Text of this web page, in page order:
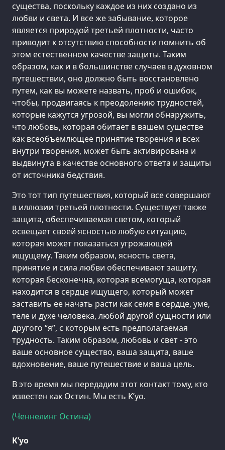
существа, поскольку каждое из них создано из
любви и света. И все же забывание, которое
является природой третьей плотности, часто
приводит к отсутствию способности помнить об
этом естественном качестве защиты. Таким
образом, как и в большинстве случаев в духовном
путешествии, оно должно быть восстановлено
путем, как вы можете назвать, проб и ошибок,
чтобы, продвигаясь к преодолению трудностей,
которые кажутся угрозой, вы могли обнаружить,
что любовь, которая обитает в вашем существе
как всеобъемлющее принятие творения и всех
внутри творения, может быть активирована и
выдвинута в качестве основного ответа и защиты
от источника бедствия.
Это тот тип путешествия, который все совершают
в иллюзии третьей плотности. Существует также
защита, обеспечиваемая светом, который
освещает своей ясностью любую ситуацию,
которая может показаться угрожающей
ищущему. Таким образом, ясность света,
принятие и сила любви обеспечивают защиту,
которая бесконечна, которая всемогуща, которая
находится в сердце ищущего, который может
заставить ее начать расти как семя в сердце, уме,
теле и духе человека, любой другой сущности или
другого “я”, с которым есть предполагаемая
трудность. Таким образом, любовь и свет - это
ваше основное существо, ваша защита, ваше
вдохновение, ваше путешествие и ваша цель.
В это время мы передадим этот контакт тому, кто
известен как Остин. Мы есть K’уо.
(Ченнелинг Остина)
K’уо